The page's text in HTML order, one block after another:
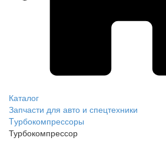
Каталог
Запчасти для авто и спецтехники
Tурбокомпрессоры
Турбокомпрессор